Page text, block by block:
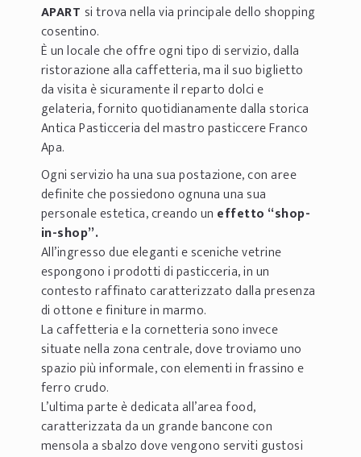
APART si trova nella via principale dello shopping
cosentino.
È un locale che offre ogni tipo di servizio, dalla
ristorazione alla caffetteria, ma il suo biglietto
da visita è sicuramente il reparto dolci e
gelateria, fornito quotidianamente dalla storica
Antica Pasticceria del mastro pasticcere Franco
Apa.
Ogni servizio ha una sua postazione, con aree
definite che possiedono ognuna una sua
personale estetica, creando un effetto “shop-
in-shop”.
All’ingresso due eleganti e sceniche vetrine
espongono i prodotti di pasticceria, in un
contesto raffinato caratterizzato dalla presenza
di ottone e finiture in marmo.
La caffetteria e la cornetteria sono invece
situate nella zona centrale, dove troviamo uno
spazio più informale, con elementi in frassino e
ferro crudo.
L’ultima parte è dedicata all’area food,
caratterizzata da un grande bancone con
mensola a sbalzo dove vengono serviti gustosi